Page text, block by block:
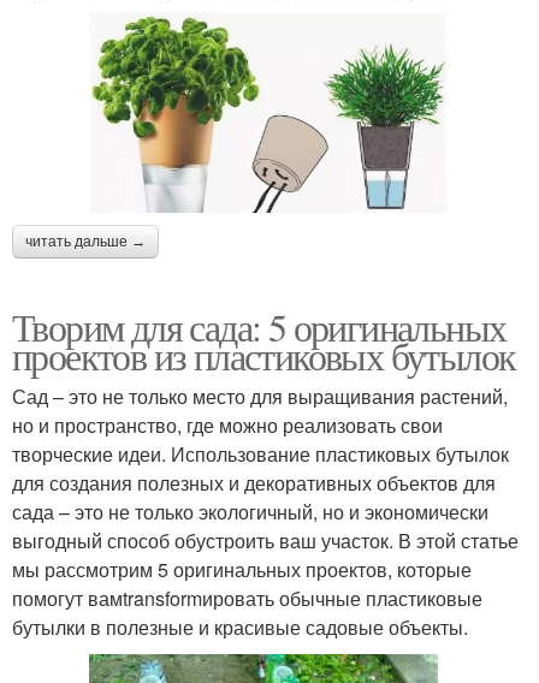
читать дальше →
Творим для сада: 5 оригинальных
проектов из пластиковых бутылок
Сад – это не только место для выращивания растений,
но и пространство, где можно реализовать свои
творческие идеи. Использование пластиковых бутылок
для создания полезных и декоративных объектов для
сада – это не только экологичный, но и экономически
выгодный способ обустроить ваш участок. В этой статье
мы рассмотрим 5 оригинальных проектов, которые
помогут вамtransformировать обычные пластиковые
бутылки в полезные и красивые садовые объекты.